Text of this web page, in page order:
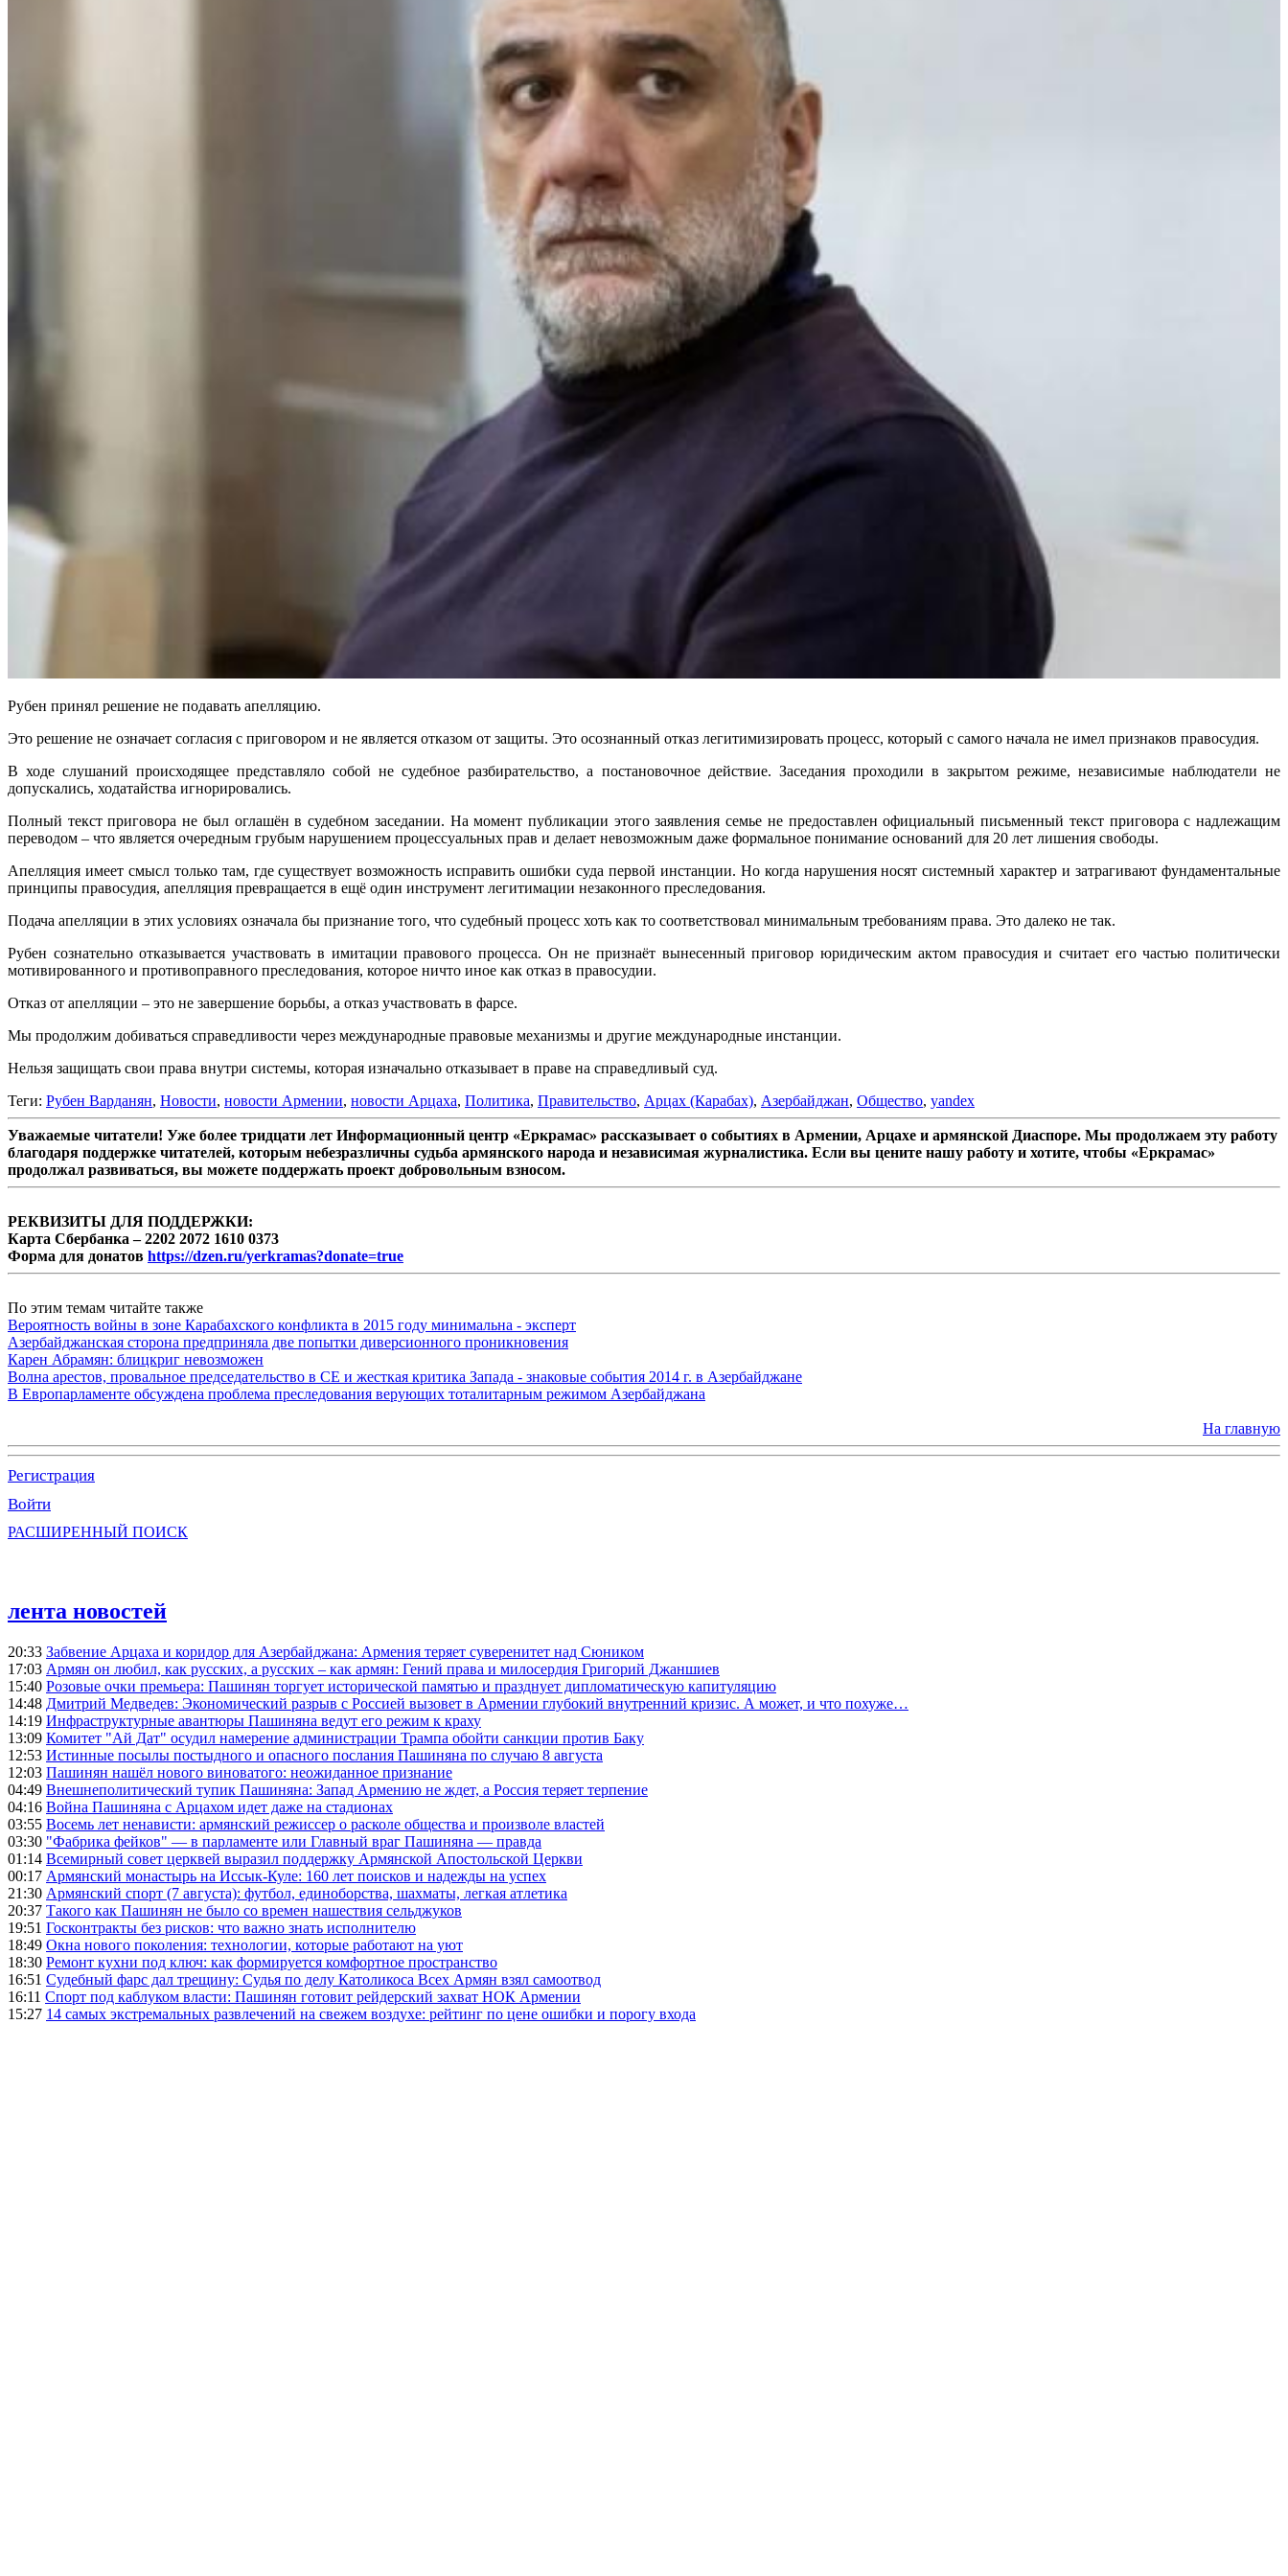
Рубен принял решение не подавать апелляцию.
Это решение не означает согласия с приговором и не является отказом от защиты. Это осознанный отказ легитимизировать процесс, который с самого начала не имел признаков правосудия.
В ходе слушаний происходящее представляло собой не судебное разбирательство, а постановочное действие. Заседания проходили в закрытом режиме, независимые наблюдатели не
допускались, ходатайства игнорировались.
Полный текст приговора не был оглашён в судебном заседании. На момент публикации этого заявления семье не предоставлен официальный письменный текст приговора с надлежащим
переводом – что является очередным грубым нарушением процессуальных прав и делает невозможным даже формальное понимание оснований для 20 лет лишения свободы.
Апелляция имеет смысл только там, где существует возможность исправить ошибки суда первой инстанции. Но когда нарушения носят системный характер и затрагивают фундаментальные
принципы правосудия, апелляция превращается в ещё один инструмент легитимации незаконного преследования.
Подача апелляции в этих условиях означала бы признание того, что судебный процесс хоть как то соответствовал минимальным требованиям права. Это далеко не так.
Рубен сознательно отказывается участвовать в имитации правового процесса. Он не признаёт вынесенный приговор юридическим актом правосудия и считает его частью политически
мотивированного и противоправного преследования, которое ничто иное как отказ в правосудии.
Отказ от апелляции – это не завершение борьбы, а отказ участвовать в фарсе.
Мы продолжим добиваться справедливости через международные правовые механизмы и другие международные инстанции.
Нельзя защищать свои права внутри системы, которая изначально отказывает в праве на справедливый суд.
Теги: Рубен Варданян, Новости, новости Армении, новости Арцаха, Политика, Правительство, Арцах (Карабах), Азербайджан, Общество, yandex
Уважаемые читатели! Уже более тридцати лет Информационный центр «Еркрамас» рассказывает о событиях в Армении, Арцахе и армянской Диаспоре. Мы продолжаем эту работу
благодаря поддержке читателей, которым небезразличны судьба армянского народа и независимая журналистика. Если вы цените нашу работу и хотите, чтобы «Еркрамас»
продолжал развиваться, вы можете поддержать проект добровольным взносом.
РЕКВИЗИТЫ ДЛЯ ПОДДЕРЖКИ:
Карта Сбербанка – 2202 2072 1610 0373
Форма для донатов https://dzen.ru/yerkramas?donate=true
По этим темам читайте также
Вероятность войны в зоне Карабахского конфликта в 2015 году минимальна - эксперт
Азербайджанская сторона предприняла две попытки диверсионного проникновения
Карен Абрамян: блицкриг невозможен
Волна арестов, провальное председательство в СЕ и жесткая критика Запада - знаковые события 2014 г. в Азербайджане
В Европарламенте обсуждена проблема преследования верующих тоталитарным режимом Азербайджана
На главную
Регистрация
Войти
РАСШИРЕННЫЙ ПОИСК
лента новостей
20:33 Забвение Арцаха и коридор для Азербайджана: Армения теряет суверенитет над Сюником
17:03 Армян он любил, как русских, а русских – как армян: Гений права и милосердия Григорий Джаншиев
15:40 Розовые очки премьера: Пашинян торгует исторической памятью и празднует дипломатическую капитуляцию
14:48 Дмитрий Медведев: Экономический разрыв с Россией вызовет в Армении глубокий внутренний кризис. А может, и что похуже…
14:19 Инфраструктурные авантюры Пашиняна ведут его режим к краху
13:09 Комитет "Ай Дат" осудил намерение администрации Трампа обойти санкции против Баку
12:53 Истинные посылы постыдного и опасного послания Пашиняна по случаю 8 августа
12:03 Пашинян нашёл нового виноватого: неожиданное признание
04:49 Внешнеполитический тупик Пашиняна: Запад Армению не ждет, а Россия теряет терпение
04:16 Война Пашиняна с Арцахом идет даже на стадионах
03:55 Восемь лет ненависти: армянский режиссер о расколе общества и произволе властей
03:30 "Фабрика фейков" — в парламенте или Главный враг Пашиняна — правда
01:14 Всемирный совет церквей выразил поддержку Армянской Апостольской Церкви
00:17 Армянский монастырь на Иссык-Куле: 160 лет поисков и надежды на успех
21:30 Армянский спорт (7 августа): футбол, единоборства, шахматы, легкая атлетика
20:37 Такого как Пашинян не было со времен нашествия сельджуков
19:51 Госконтракты без рисков: что важно знать исполнителю
18:49 Окна нового поколения: технологии, которые работают на уют
18:30 Ремонт кухни под ключ: как формируется комфортное пространство
16:51 Судебный фарс дал трещину: Судья по делу Католикоса Всех Армян взял самоотвод
16:11 Спорт под каблуком власти: Пашинян готовит рейдерский захват НОК Армении
15:27 14 самых экстремальных развлечений на свежем воздухе: рейтинг по цене ошибки и порогу входа